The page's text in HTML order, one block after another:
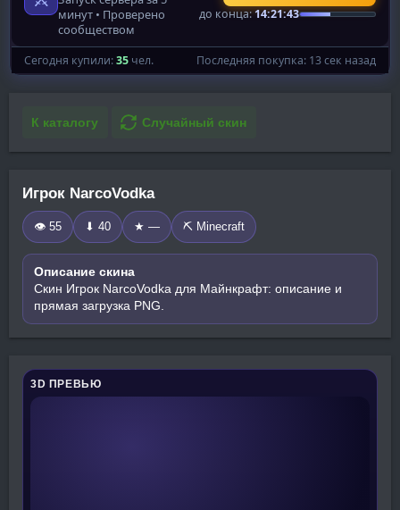
К каталогу Случайный скин
Игрок NarcoVodka
👁 55 ⬇ 40 ★ — ⛏️ Minecraft
Описание скина
Скин Игрок NarcoVodka для Майнкрафт: описание и
прямая загрузка PNG.
3D ПРЕВЬЮ